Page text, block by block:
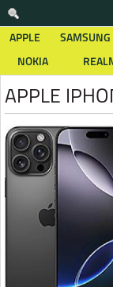
APPLE SAMSUNG
NOKIA
APPLE